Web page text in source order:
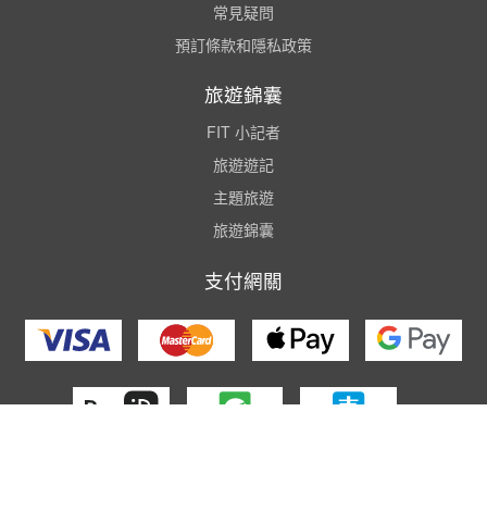
常見疑問
預訂條款和隱私政策
旅遊錦囊
FIT 小記者
旅遊遊記
主題旅遊
旅遊錦囊
支付網關